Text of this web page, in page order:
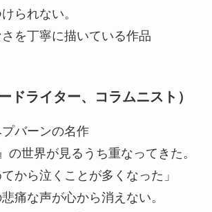
られない。
を丁寧に描いている作品
ドライター、コラムニスト）
バーンの名作
の世界が見るうち重なってきた。
てから泣くことが多くなった」
痛な声が心から消えない。